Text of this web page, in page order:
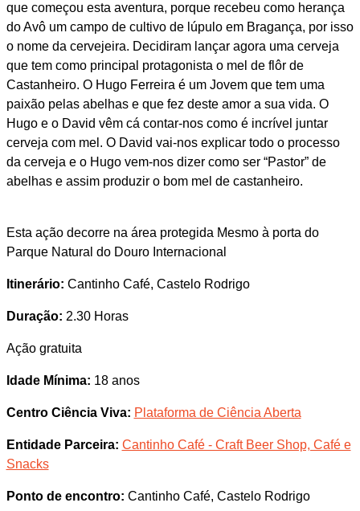
que começou esta aventura, porque recebeu como herança
do Avô um campo de cultivo de lúpulo em Bragança, por isso
o nome da cervejeira. Decidiram lançar agora uma cerveja
que tem como principal protagonista o mel de flôr de
Castanheiro. O Hugo Ferreira é um Jovem que tem uma
paixão pelas abelhas e que fez deste amor a sua vida. O
Hugo e o David vêm cá contar-nos como é incrível juntar
cerveja com mel. O David vai-nos explicar todo o processo
da cerveja e o Hugo vem-nos dizer como ser “Pastor” de
abelhas e assim produzir o bom mel de castanheiro.
Esta ação decorre na área protegida Mesmo à porta do
Parque Natural do Douro Internacional
Itinerário: Cantinho Café, Castelo Rodrigo
Duração: 2.30 Horas
Ação gratuita
Idade Mínima: 18 anos
Centro Ciência Viva: Plataforma de Ciência Aberta
Entidade Parceira: Cantinho Café - Craft Beer Shop, Café e
Snacks
Ponto de encontro: Cantinho Café, Castelo Rodrigo